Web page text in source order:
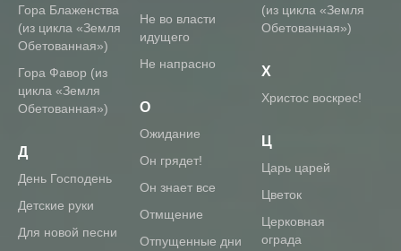
Гора Блаженства
(из цикла «Земля
Обетованная»)
Гора Фавор (из
цикла «Земля
Обетованная»)
Д
день Господень
детские руки
для новой песни
Не во власти
идущего
Не напрасно
О
ожидание
он грядет!
он знает все
отмщение
отпущенные дни
(из цикла «Земля
Обетованная»)
Х
Христос воскрес!
Ц
царь царей
цветок
Церковная
ограда